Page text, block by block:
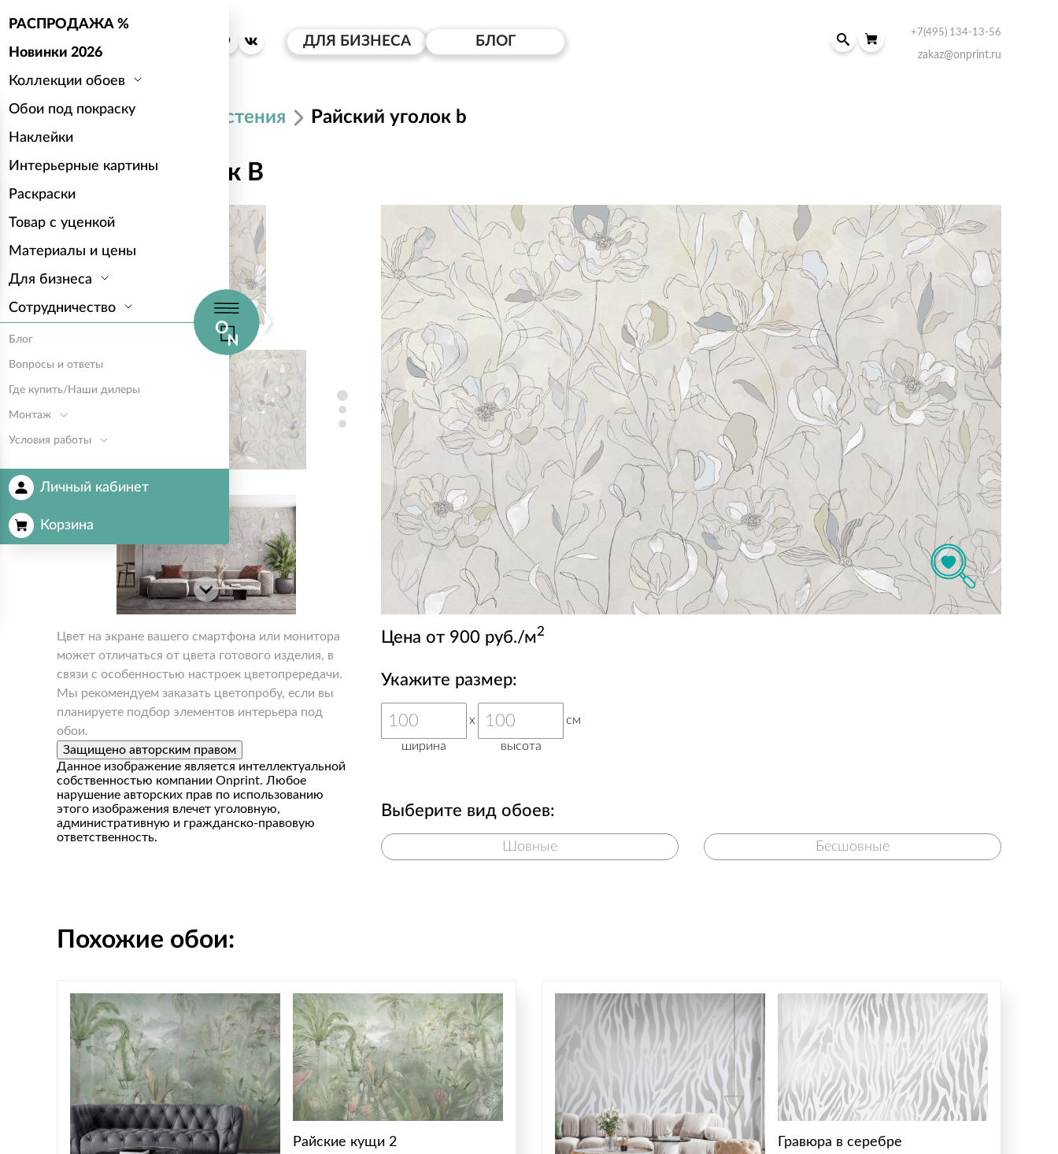
ДЛЯ БИЗНЕСА БЛОГ
+7(495) 134-13-56
zakaz@onprint.ru
РАСПРОДАЖА %
Новинки 2026
Коллекции обоев
Обои под покраску
Наклейки
Интерьерные картины
Раскраски
Товар с уценкой
Материалы и цены
Для бизнеса
Сотрудничество
Блог
Вопросы и ответы
Где купить/Наши дилеры
Монтаж
Условия работы
Личный кабинет
Корзина
Каталог Растения Райский уголок b
Райский уголок B
Цвет на экране вашего смартфона или монитора
может отличаться от цвета готового изделия, в
связи с особенностью настроек цветопрередачи.
Мы рекомендуем заказать цветопробу, если вы
планируете подбор элементов интерьера под
обои.
Защищено авторским правом
Данное изображение является интеллектуальной
собственностью компании Onprint. Любое
нарушение авторских прав по использованию
этого изображения влечет уголовную,
административную и гражданско-правовую
ответственность.
Цена от 900 руб./м2
Укажите размер:
ширина
x
высота
см
Выберите вид обоев:
Шовные Бесшовные
Похожие обои:
Райские кущи 2 Гравюра в серебре